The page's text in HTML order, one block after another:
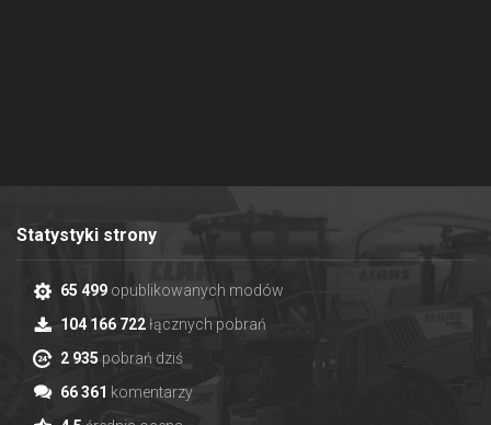
Statystyki strony
65 499 opublikowanych modów
104 166 722łącznych pobrań
2 935 pobrań dziś
66 361 komentarzy